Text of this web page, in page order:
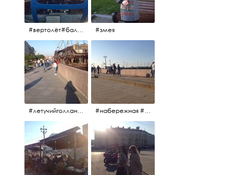
#вертолёт#балтийскиеавиалинии #петропавловскаякрепость #заячийостров #полётынадпитером #полётынадгородом #полёты #змея
#летучийголландец #набережнаяневы #набережная #людигуляют #биржевоймост